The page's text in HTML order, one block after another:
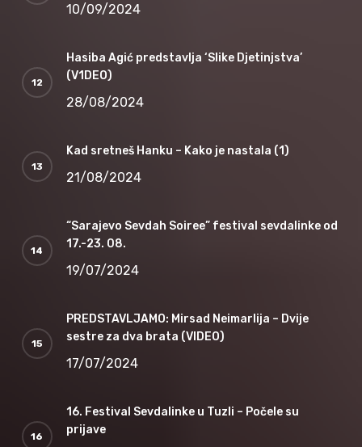
10/09/2024
Hasiba Agić predstavlja ‘Slike Djetinjstva’
(V1DEO)
28/08/2024
Kad sretneš Hanku – Kako je nastala (1)
21/08/2024
“Sarajevo Sevdah Soiree” festival sevdalinke od
17.-23. 08.
19/07/2024
PREDSTAVLJAMO: Mirsad Neimarlija – Dvije
sestre za dva brata (VIDEO)
17/07/2024
16. Festival Sevdalinke u Tuzli – Počele su
prijave